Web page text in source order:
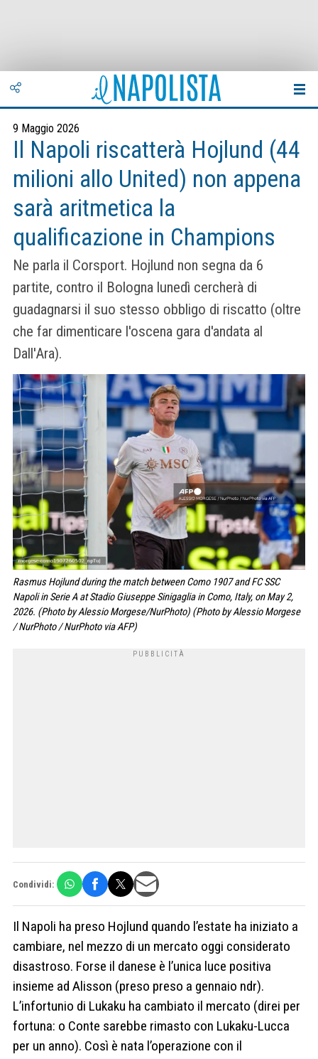
9 Maggio 2026
Il Napoli riscatterà Hojlund (44
milioni allo United) non appena
sarà aritmetica la
qualificazione in Champions
Ne parla il Corsport. Hojlund non segna da 6
partite, contro il Bologna lunedì cercherà di
guadagnarsi il suo stesso obbligo di riscatto (oltre
che far dimenticare l'oscena gara d'andata al
Dall'Ara).
Rasmus Hojlund during the match between Como 1907 and FC SSC
Napoli in Serie A at Stadio Giuseppe Sinigaglia in Como, Italy, on May 2,
2026. (Photo by Alessio Morgese/NurPhoto) (Photo by Alessio Morgese
/ NurPhoto / NurPhoto via AFP)
Condividi:
Il Napoli ha preso Hojlund quando l’estate ha iniziato a
cambiare, nel mezzo di un mercato oggi considerato
disastroso. Forse il danese è l’unica luce positiva
insieme ad Alisson (preso preso a gennaio ndr).
L’infortunio di Lukaku ha cambiato il mercato (direi per
fortuna: o Conte sarebbe rimasto con Lukaku-Lucca
per un anno). Così è nata l’operazione con il